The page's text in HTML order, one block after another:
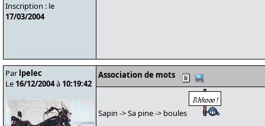
Inscription : le
17/03/2004
Par lpelec
Le 16/12/2004à 10:19:42
Association de mots
Sapin -> Sa pine -> boules